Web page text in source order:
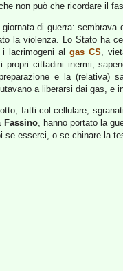
non può che ricordare il
di guerra: sembrava
la violenza. Lo Stato ha
lacrimogeni al gas CS,
propri cittadini inermi;
e la (relativa)
a liberarsi dai gas, e
fatti col cellulare,
Fassino, hanno portato la
se esserci, o se chinare la